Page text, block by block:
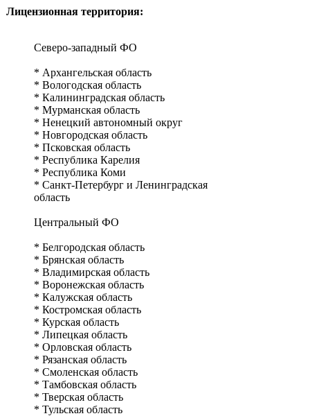
Лицензионная территория:
Северо-западный ФО
* Архангельская область
* Вологодская область
* Калининградская область
* Мурманская область
* Ненецкий автономный округ
* Новгородская область
* Псковская область
* Республика Карелия
* Республика Коми
* Санкт-Петербург и Ленинградская
область
Центральный ФО
* Белгородская область
* Брянская область
* Владимирская область
* Воронежская область
* Калужская область
* Костромская область
* Курская область
* Липецкая область
* Орловская область
* Рязанская область
* Смоленская область
* Тамбовская область
* Тверская область
* Тульская область